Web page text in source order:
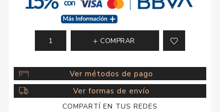
COMPRAR
Ver métodos de pago
Ver formas de envío
COMPARTÍ EN TUS REDES